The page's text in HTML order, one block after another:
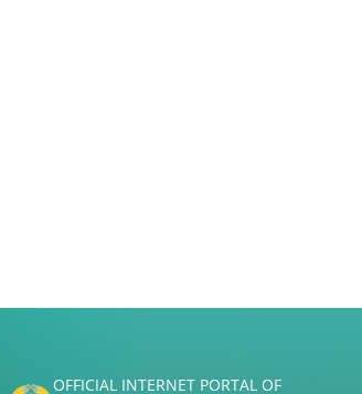
OFFICIAL INTERNET PORTAL OF